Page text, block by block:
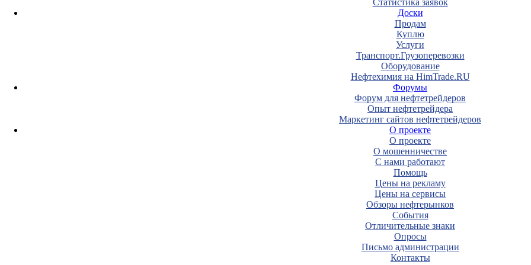
Статистика заявок
Доски
Продам
Куплю
Услуги
Транспорт.Грузоперевозки
Оборудование
Нефтехимия на HimTrade.RU
Форумы
Форум для нефтетрейдеров
Опыт нефтетрейдера
Маркетинг сайтов нефтетрейдеров
О проекте
О проекте
О мошенничестве
С нами работают
Помощь
Цены на рекламу
Цены на сервисы
Обзоры нефтерынков
События
Отличительные знаки
Опросы
Письмо администрации
Контакты